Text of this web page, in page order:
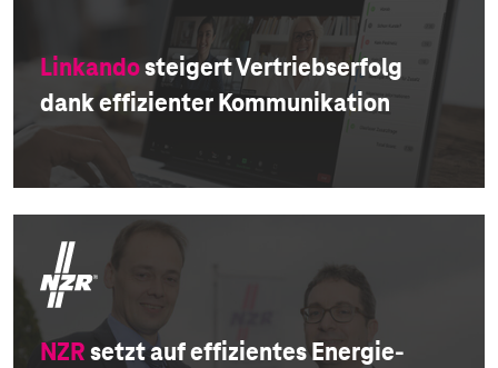
Linkandosteigert Vertriebserfolg
dank effizienter Kommunikation
NZRsetzt auf effizientes Energie-